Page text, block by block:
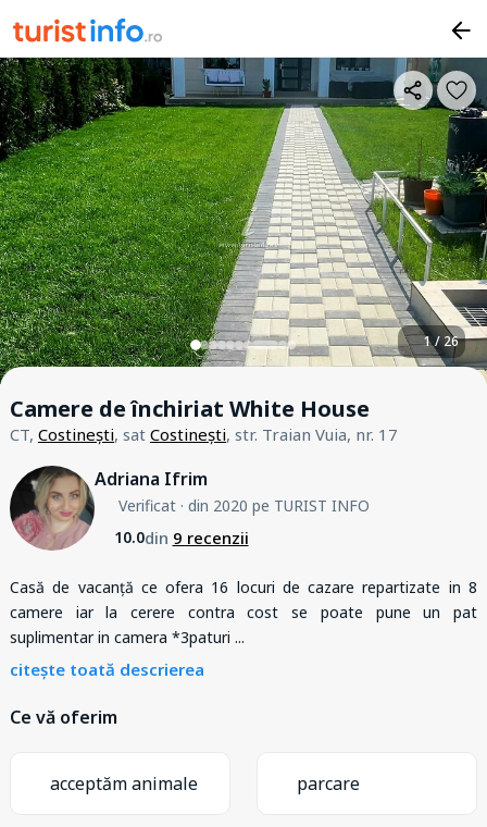
1 / 26
Camere de închiriat White House
CT, Costinești, sat Costinești, str. Traian Vuia, nr. 17
Adriana Ifrim
Verificat· din 2020 pe TURIST INFO
10.0din 9 recenzii
Casă de vacanță ce ofera 16 locuri de cazare repartizate in 8
camere iar la cerere contra cost se poate pune un pat
suplimentar in camera *3paturi ...
citește toată descrierea
Ce vă oferim
acceptăm animale parcare